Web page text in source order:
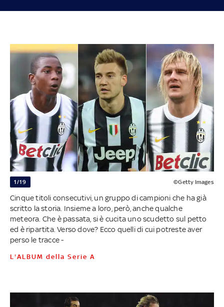
1/19 ©Getty Images
Cinque titoli consecutivi, un gruppo di campioni che ha già
scritto la storia. Insieme a loro, però, anche qualche
meteora. Che è passata, si è cucita uno scudetto sul petto
ed è ripartita. Verso dove? Ecco quelli di cui potreste aver
perso le tracce -
L'ALBUM della Serie A